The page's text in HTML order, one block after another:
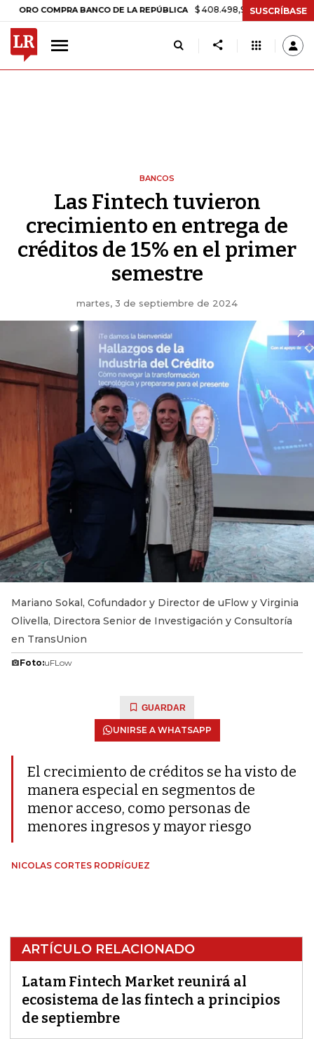
COMPRA BANCO DE LA REPÚBLICA $ 408.498,97 +$ 8.753,81 +2,19%
SUSCRÍBASE
BANCOS
Las Fintech tuvieron
crecimiento en entrega de
créditos de 15% en el primer
semestre
martes, 3 de septiembre de 2024
Mariano Sokal, Cofundador y Director de uFlow y Virginia
Olivella, Directora Senior de Investigación y Consultoría
en TransUnion
Foto:uFLow
GUARDAR
UNIRSE A WHATSAPP
El crecimiento de créditos se ha visto de
manera especial en segmentos de
menor acceso, como personas de
menores ingresos y mayor riesgo
NICOLAS CORTES RODRÍGUEZ
ARTÍCULO RELACIONADO
Latam Fintech Market reunirá al
ecosistema de las fintech a principios
de septiembre